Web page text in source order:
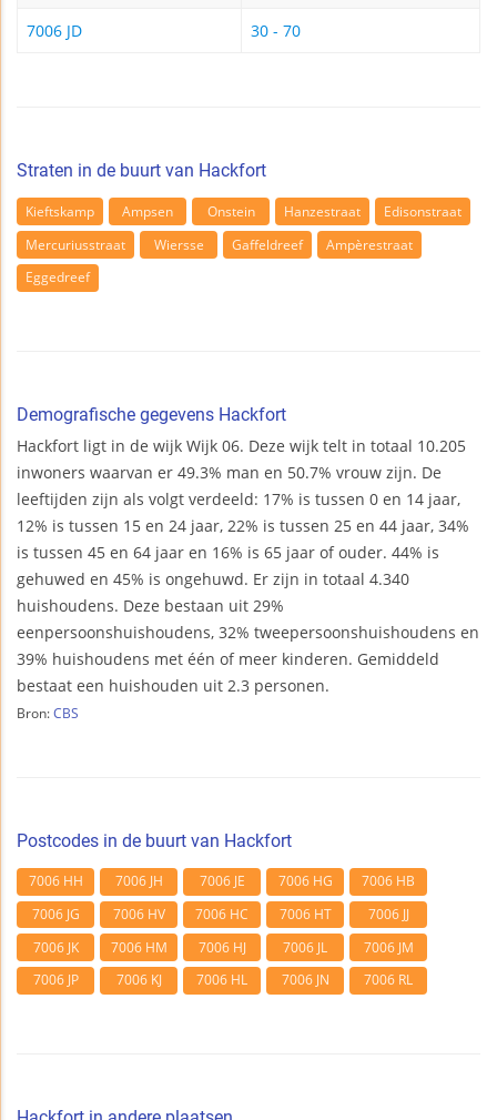
7006 JD 30 - 70
Straten in de buurt van Hackfort
Kieftskamp Ampsen Onstein Hanzestraat
Edisonstraat
Mercuriusstraat
Wiersse Gaffeldreef
Ampèrestraat
Eggedreef
Demografische gegevens Hackfort
Hackfort ligt in de wijk Wijk 06. Deze wijk telt in totaal 10.205
inwoners waarvan er 49.3% man en 50.7% vrouw zijn. De
leeftijden zijn als volgt verdeeld: 17% is tussen 0 en 14 jaar,
12% is tussen 15 en 24 jaar, 22% is tussen 25 en 44 jaar, 34%
is tussen 45 en 64 jaar en 16% is 65 jaar of ouder. 44% is
gehuwed en 45% is ongehuwd. Er zijn in totaal 4.340
huishoudens. Deze bestaan uit 29%
eenpersoonshuishoudens, 32% tweepersoonshuishoudens en
39% huishoudens met één of meer kinderen. Gemiddeld
bestaat een huishouden uit 2.3 personen.
Bron: CBS
Postcodes in de buurt van Hackfort
7006 HH 7006 JH 7006 JE 7006 HG
7006 HB
7006 JG
7006 HV 7006 HC 7006 HT
7006 JJ
7006 JK
7006 HM 7006 HJ 7006 JL
7006 JM
7006 JP
7006 KJ 7006 HL 7006 JN 7006 RL